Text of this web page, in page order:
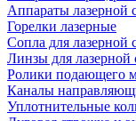
Аппараты лазерной
Горелки лазерные
Сопла для лазерной
Линзы для лазерной
Ролики подающего
Каналы
Уплотнительные